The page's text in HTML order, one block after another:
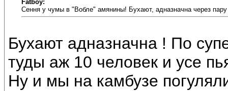
Fatboy:
Сення у чумы в "Вобле" амянины! Бухают, адназначна через
Бухают адназначна ! По
туды аж 10 человек и усе
Ну и мы на камбузе